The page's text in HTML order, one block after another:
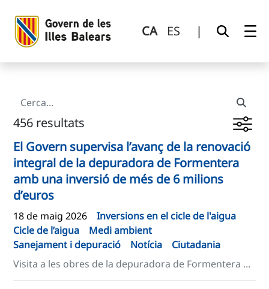
CA ES |
456 resultats
El Govern supervisa l’avanç de la renovació
integral de la depuradora de Formentera
amb una inversió de més de 6 milions
d’euros
18 de maig 2026
Inversions en el cicle de l'aigua
Cicle de l’aigua
Medi ambient
Sanejament i depuració
Notícia
Ciutadania
Visita a les obres de la depuradora de Formentera ...